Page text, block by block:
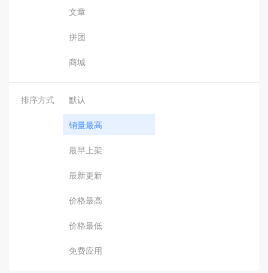
文章
拼团
商城
排序方式 默认
销量最高
最早上架
最新更新
价格最高
价格最低
免费应用